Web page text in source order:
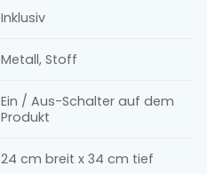
Inklusiv
Metall, Stoff
Ein / Aus-Schalter auf dem
Produkt
24 cm breit x 34 cm tief